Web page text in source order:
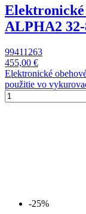
Elektronické
ALPHA2 32-
99411263
455,00 €
Elektronické
použitie vo
-25%